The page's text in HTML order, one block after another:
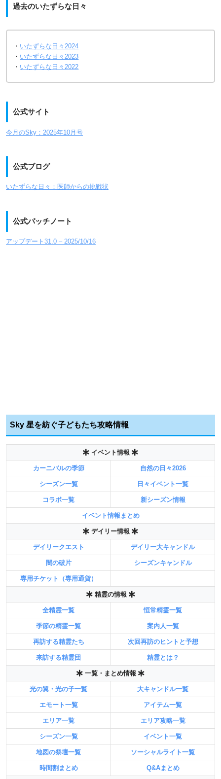
過去のいたずらな日々
・ いたずらな日々2024
・ いたずらな日々2023
・ いたずらな日々2022
公式サイト
今月のSky：2025年10月号
公式ブログ
いたずらな日々：医師からの挑戦状
公式パッチノート
アップデート31.0 – 2025/10/16
Sky 星を紡ぐ子どもたち攻略情報
イベント情報
カーニバルの季節 自然の日々2026
シーズン一覧 日々イベント一覧
コラボ一覧 新シーズン情報
イベント情報まとめ
デイリー情報
デイリークエスト デイリー大キャンドル
闇の破片 シーズンキャンドル
専用チケット（専用通貨）
精霊の情報
全精霊一覧 恒常精霊一覧
季節の精霊一覧 案内人一覧
再訪する精霊たち 次回再訪のヒントと予想
来訪する精霊団 精霊とは？
一覧・まとめ情報
光の翼・光の子一覧 大キャンドル一覧
エモート一覧 アイテム一覧
エリア一覧 エリア攻略一覧
シーズン一覧 イベント一覧
地図の祭壇一覧 ソーシャルライト一覧
時間割まとめ Q&Aまとめ